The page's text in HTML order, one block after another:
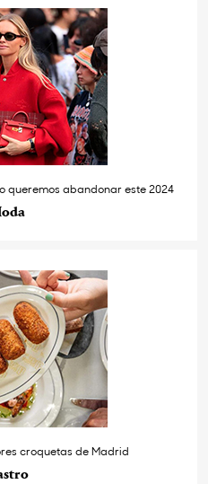
queremos abandonar este 2024
croquetas de Madrid